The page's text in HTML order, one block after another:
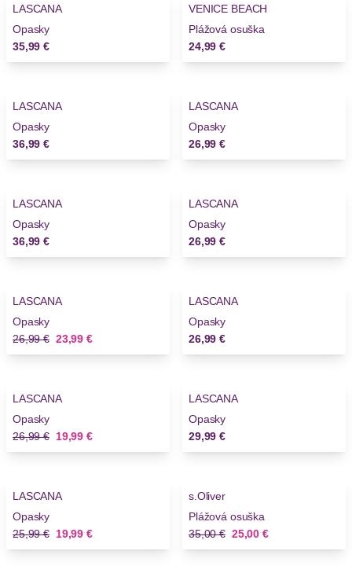
LASCANA
Opasky
35,99 €
Novinky
VENICE BEACH
Plážová osuška
24,99 €
Novinky
LASCANA
Opasky
36,99 €
LASCANA
Opasky
26,99 €
LASCANA
Opasky
36,99 €
LASCANA
Opasky
26,99 €
LASCANA
Opasky
Stará cena
26,99 € Nová cena
23,99 €
LASCANA
Opasky
26,99 €
LASCANA
Opasky
Stará cena
26,99 € Nová cena
19,99 €
LASCANA
Opasky
29,99 €
Novinky
LASCANA
Opasky
Stará cena
25,99 € Nová cena
19,99 €
s.Oliver
Plážová osuška
Stará cena
35,00 € Nová cena
25,00 €